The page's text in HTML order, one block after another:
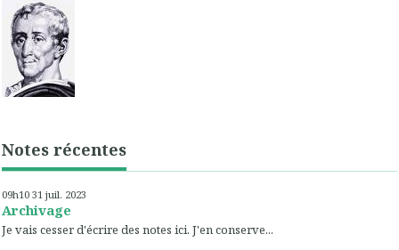
Notes récentes
09h10 31 juil. 2023
Archivage
Je vais cesser d'écrire des notes ici. J'en conserve...